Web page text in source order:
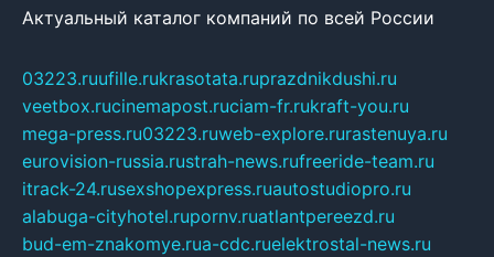
Актуальный каталог компаний по всей России
03223.ruufille.rukrasotata.ruprazdnikdushi.ru
veetbox.rucinemapost.ruciam-fr.rukraft-you.ru
mega-press.ru03223.ruweb-explore.rurastenuya.ru
eurovision-russia.rustrah-news.rufreeride-team.ru
itrack-24.rusexshopexpress.ruautostudiopro.ru
alabuga-cityhotel.rupornv.ruatlantpereezd.ru
bud-em-znakomye.rua-cdc.ruelektrostal-news.ru